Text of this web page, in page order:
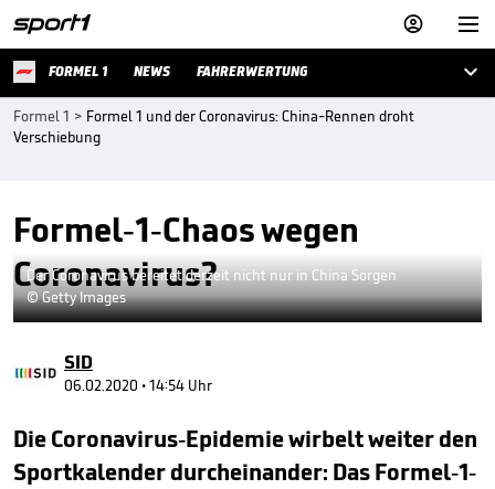


FORMEL 1 NEWS FAHRERWERTUNG 
Formel 1 > Formel 1 und der Coronavirus: China-Rennen droht
Verschiebung
Formel-1-Chaos wegen
Coronavirus?
Der Coronavirus bereitet derzeit nicht nur in China Sorgen
© Getty Images
SID
06.02.2020 • 14:54 Uhr
Die Coronavirus-Epidemie wirbelt weiter den
Sportkalender durcheinander: Das Formel-1-